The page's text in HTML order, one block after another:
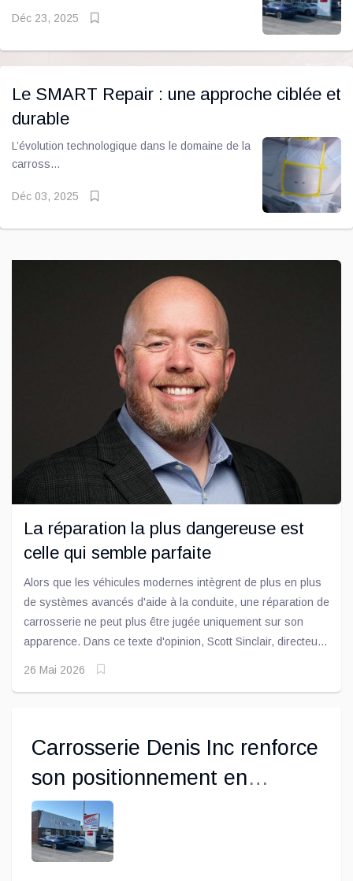
Déc 23, 2025
Le SMART Repair : une approche ciblée et
durable
L’évolution technologique dans le domaine de la
carross...
Déc 03, 2025
La réparation la plus dangereuse est
celle qui semble parfaite
Alors que les véhicules modernes intègrent de plus en plus
de systèmes avancés d'aide à la conduite, une réparation de
carrosserie ne peut plus être jugée uniquement sur son
apparence. Dans ce texte d'opinion, Scott Sinclair, directeur
du développement commercial chez I-CAR Canada, rappelle
26 Mai 2026
Carrosserie Denis Inc renforce
son positionnement en
obtenant la certification
officielle de Centre de
Carrosserie Certifié